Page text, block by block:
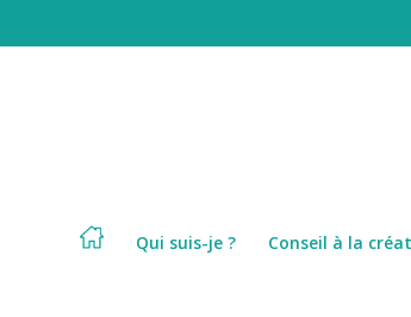
Qui suis-je ? Conseil à la